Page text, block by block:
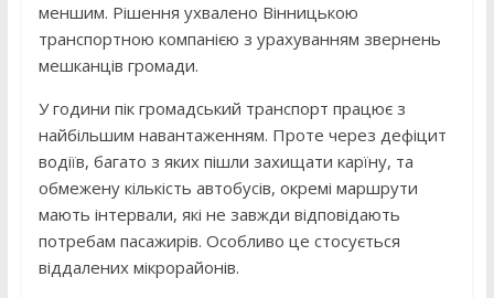
меншим. Рішення ухвалено Вінницькою
транспортною компанією з урахуванням звернень
мешканців громади.
У години пік громадський транспорт працює з
найбільшим навантаженням. Проте через дефіцит
водіїв, багато з яких пішли захищати карїну, та
обмежену кількість автобусів, окремі маршрути
мають інтервали, які не завжди відповідають
потребам пасажирів. Особливо це стосується
віддалених мікрорайонів.